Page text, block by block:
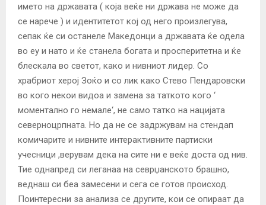
името на државата ( која веќе ни држава не може да
се нарече ) и идентитетот кој од него произлегува,
сепак ќе си останеле Македонци а државата ќе одела
во еу и нато и ќе станела богата и просперитетна и ќе
блескала во светот, како и нивниот лидер. Со
храбриот херој Зоќо и со лик како Стево Пендаровски
во кого некои видоа и замена за таткото кого ‘
моментално го немале‘, не само татко на нацијата
северноцрпната. Но да не се задржувам на стендап
комичарите и нивните интерактивните партиски
учесници ,верувам дека на сите ни е веќе доста од нив.
Тие однапред си леганаа на севрџанското брашно,
веднаш си беа замесени и сега се готов происход.
Поинтересни за анализа се другите, кои се опираат да